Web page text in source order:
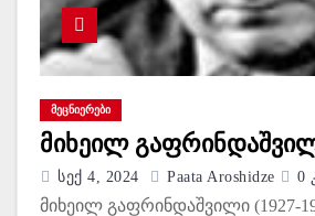
ᲛᲔᲪᲜᲘᲔᲠᲔᲑᲘ
მიხეილ
Სექ 4, 2024 Paata Aroshidze 0
მიხეილ გაფრინდაშვილი (1927-